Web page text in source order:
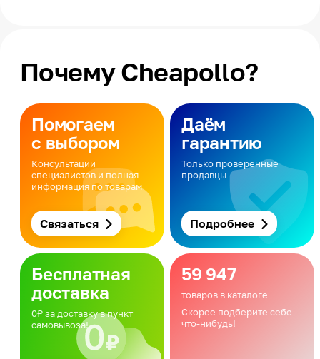
Почему Cheapollo?
Помогаем
с выбором
Консультации
специалистов и полная
информация по товарам
Связаться
Даём
гарантию
Только проверенные
продавцы
Подробнее
Бесплатная
доставка
0₽ за доставку в пункт
самовывоза!
59 947
товаров в каталоге
Скорее подберите себе
что-нибудь!